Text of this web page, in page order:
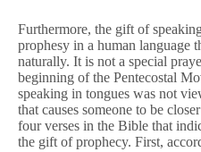
Furthermore, the gift of
prophesy in a human language
naturally. It is not a special
beginning of the Pentecostal
speaking in tongues was not
that causes someone to be
four verses in the Bible that
the gift of prophecy. First,